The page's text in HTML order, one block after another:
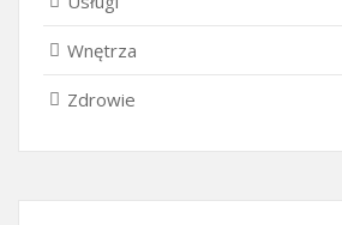
Wnętrza
Zdrowie